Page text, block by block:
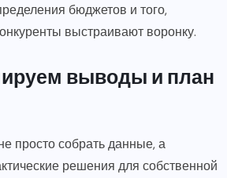
бюджетов и того,
выстраивают воронку.
выводы и план
просто собрать данные, а
решения для собственной